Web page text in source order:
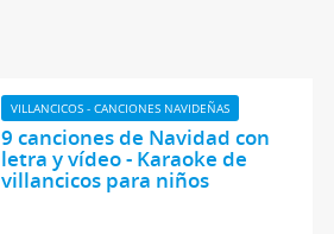
VILLANCICOS - CANCIONES NAVIDEÑAS
9 canciones de Navidad con
letra y vídeo - Karaoke de
villancicos para niños